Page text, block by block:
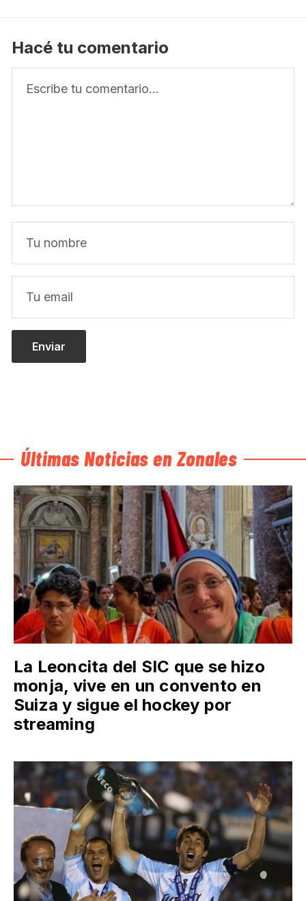
Hacé tu comentario
Últimas Noticias en Zonales
La Leoncita del SIC que se hizo
monja, vive en un convento en
Suiza y sigue el hockey por
streaming